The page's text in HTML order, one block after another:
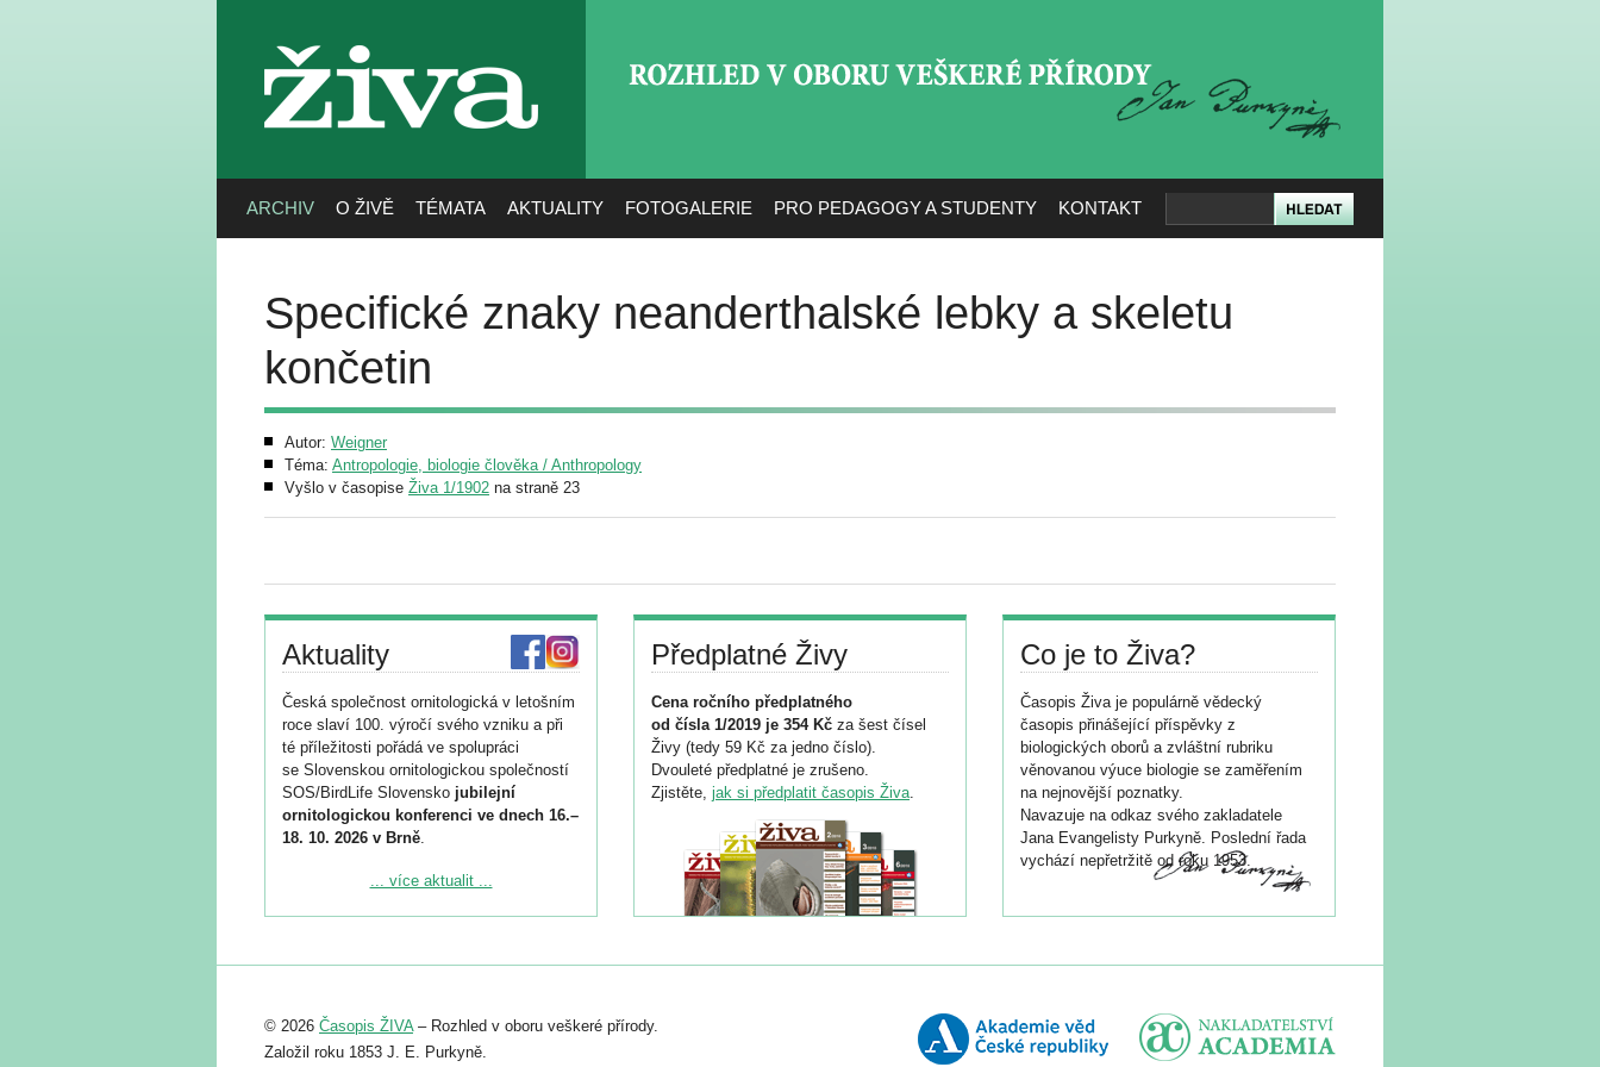
živa
ARCHIV O ŽIVĚ TÉMATA AKTUALITY FOTOGALERIE PRO PEDAGOGY A STUDENTY KONTAKT
Specifické znaky neanderthalské lebky a skeletu
končetin
Autor: Weigner
Téma: Antropologie, biologie člověka / Anthropology
Vyšlo v časopise Živa 1/1902 na straně 23
Aktuality
Česká společnost ornitologická v letošním
roce slaví 100. výročí svého vzniku a při
té příležitosti pořádá ve spolupráci
se Slovenskou ornitologickou společností
SOS/BirdLife Slovensko jubilejní
ornitologickou konferenci ve dnech 16.–
18. 10. 2026 v Brně.
Podrobnější informace ke konferenci
Registrovat se můžete do 6. září.
abstraktu přihlášené přednášky nebo
posteru je už 30. června.
... více aktualit ...
Předplatné Živy
Cena ročního předplatného
od čísla 1/2019 je 354 Kč za šest čísel
Živy (tedy 59 Kč za jedno číslo).
Dvouleté předplatné je zrušeno.
Zjistěte, jak si předplatit časopis Živa.
Co je to Živa?
Časopis Živa je populárně vědecký
časopis přinášející příspěvky z
biologických oborů a zvláštní rubriku
věnovanou výuce biologie se zaměřením
na nejnovější poznatky.
Navazuje na odkaz svého zakladatele
Jana Evangelisty Purkyně. Poslední řada
vychází nepřetržitě od roku 1953.
© 2026 Časopis ŽIVA– Rozhled v oboru veškeré přírody.
Založil roku 1853 J. E. Purkyně.